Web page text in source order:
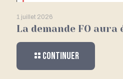
1 juillet 2026
La demande FO aura
Continuer